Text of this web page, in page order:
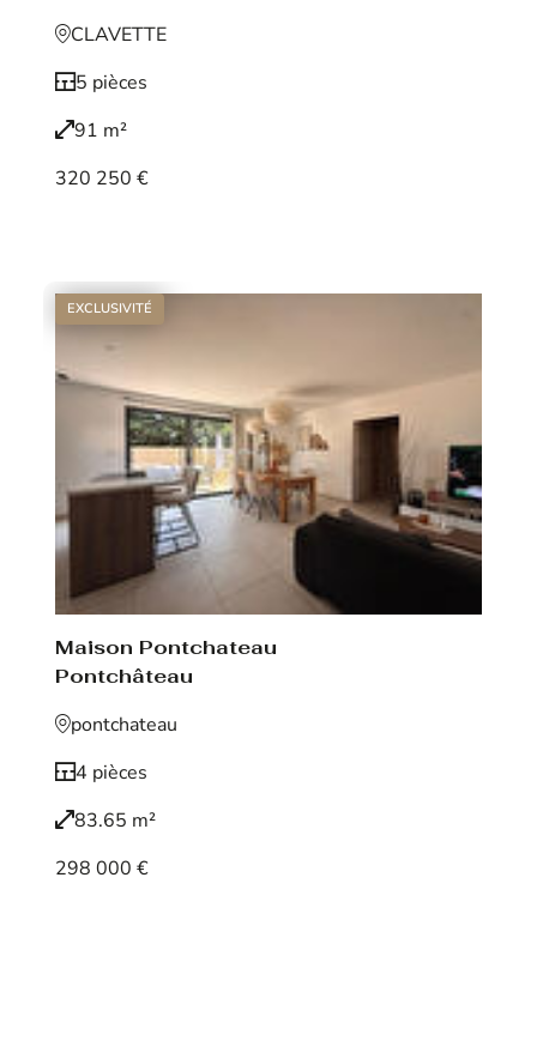
CLAVETTE
5 pièces
91 m²
320 250 €
EXCLUSIVITÉ
Maison Pontchateau
Pontchâteau
pontchateau
4 pièces
83.65 m²
298 000 €